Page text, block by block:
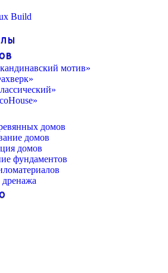
Build
мотив»
домов
домов
домов
фундаментов
дренажа